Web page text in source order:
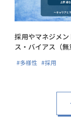
採用やマネジメ
ス・バイアス（
#多様性 #採用